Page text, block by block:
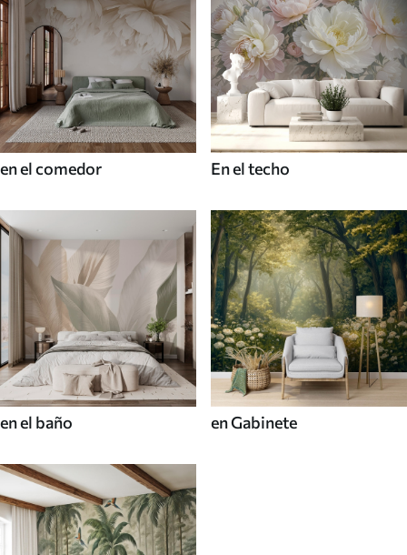
en el comedor En el techo
en el baño en Gabinete